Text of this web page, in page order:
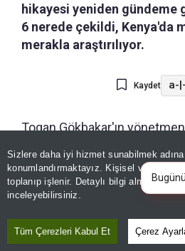
Sizlere daha iyi hizmet sunabilmek
konumlandırmaktayız. Kişisel
toplanıp işlenir. Detaylı bilgi almak için
inceleyebilirsiniz.
Tüm Çerezleri Kabul Et Çerez
hikayesi yeniden gündeme
6 nerede çekildi, Kenya'da
merakla araştırılıyor.
Kaydet a-|
Togan Gökbakar'ın
oturduğu Recep İvedik 6 filmi
yakın arkadaşı Nurullah'ın
uzanan yolculuğunu konu
ve